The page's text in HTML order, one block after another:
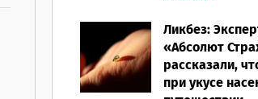
Ликбез:
«Абсолют
рассказали,
при укусе